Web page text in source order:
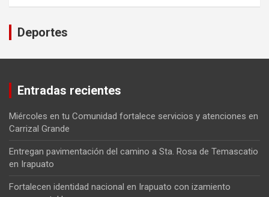
Deportes
Entradas recientes
Miércoles en tu Comunidad fortalece servicios y atenciones en
Carrizal Grande
Entregan pavimentación del camino a Sta. Rosa de Temascatio
en Irapuato
Fortalecen identidad nacional en Irapuato con izamiento